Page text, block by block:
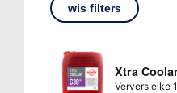
wis filters
Xtra
Ververs elke